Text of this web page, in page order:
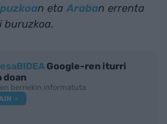
n etaAraban errenta
buruzkoa.
Google-ren iturri
doan
berriekin informatuta